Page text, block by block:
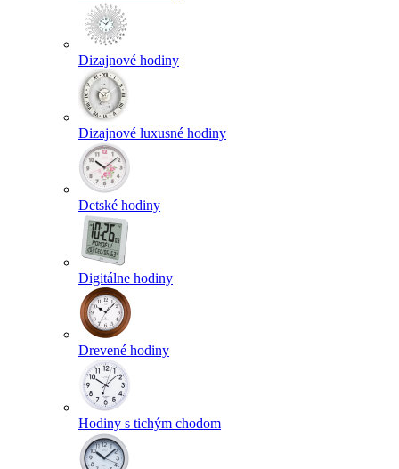
Dizajnové hodiny
Dizajnové luxusné hodiny
Detské hodiny
Digitálne hodiny
Drevené hodiny
Hodiny s tichým chodom